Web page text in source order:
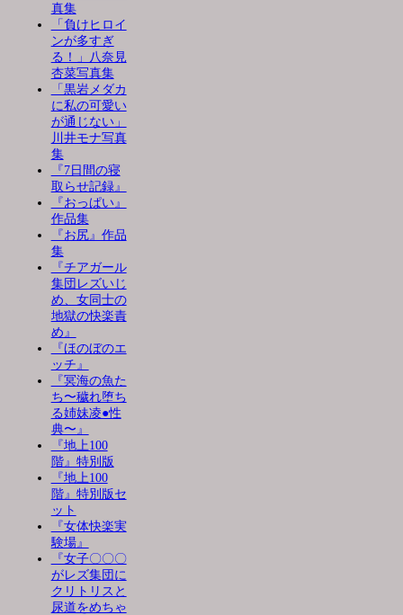
真集
「負けヒロイ
ンが多すぎ
る！」八奈見
杏菜写真集
「黒岩メダカ
に私の可愛い
が通じない」
川井モナ写真
集
『7日間の寝
取らせ記録』
『おっぱい』
作品集
『お尻』作品
集
『チアガール
集団レズいじ
め、女同士の
地獄の快楽責
め』
『ほのぼのエ
ッチ』
『冥海の魚た
ち〜穢れ堕ち
る姉妹凌●性
典〜』
『地上100
階』特別版
『地上100
階』特別版セ
ット
『女体快楽実
験場』
『女子〇〇〇
がレズ集団に
クリトリスと
尿道をめちゃ